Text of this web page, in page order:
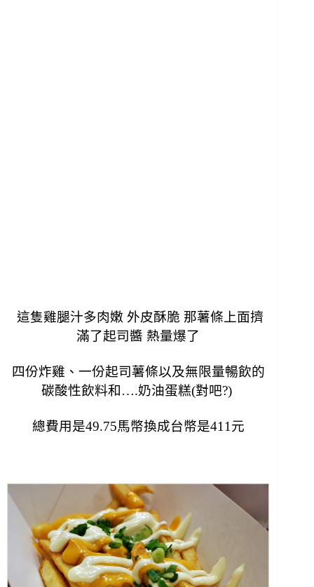
這隻雞腿汁多肉嫩 外皮酥脆 那薯條上面擠
滿了起司醬 熱量爆了
四份炸雞、一份起司薯條以及無限量暢飲的
碳酸性飲料和….奶油蛋糕(對吧?)
總費用是49.75馬幣換成台幣是411元